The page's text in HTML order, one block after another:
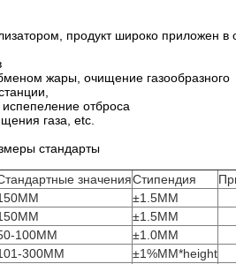
продукт широко приложен в
жары, очищение газообразного
отброса
газа, etc.
стандарты
значенияСтипендия
±1.5MM
±1.5MM
100MM
±1.0MM
300MM
±1%MM*height